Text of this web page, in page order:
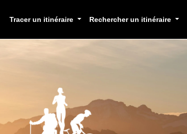
Tracer un itinéraire Rechercher un itinéraire